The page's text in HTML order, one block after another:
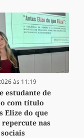
às 11:19
estudante de
com título
Elize do que
repercute nas